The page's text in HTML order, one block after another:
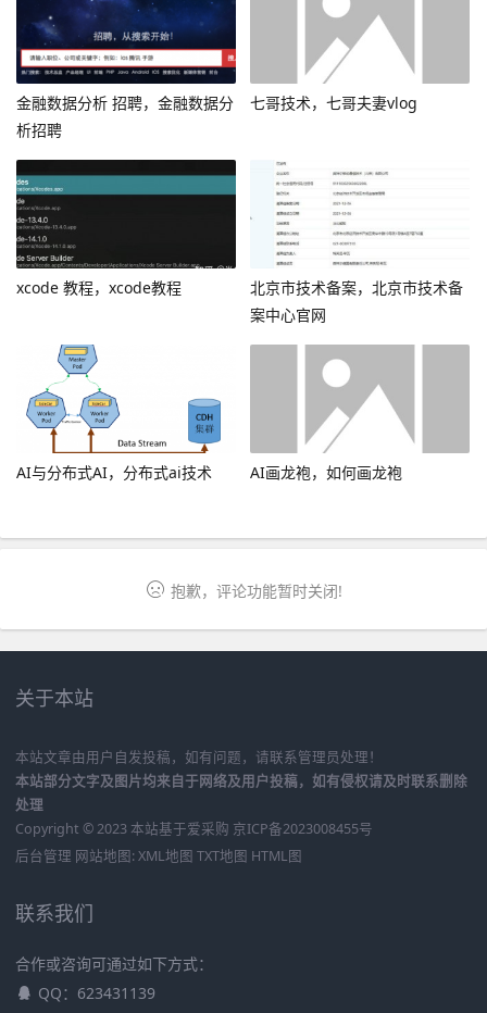
金融数据分析 招聘，金融数据分
析招聘
七哥技术，七哥夫妻vlog
xcode 教程，xcode教程
北京市技术备案，北京市技术备
案中心官网
AI与分布式AI，分布式ai技术 AI画龙袍，如何画龙袍
抱歉，评论功能暂时关闭!
关于本站
本站文章由用户自发投稿，如有问题，请联系管理员处理！
本站部分文字及图片均来自于网络及用户投稿，如有侵权请及时联系删除
处理
Copyright © 2023 本站基于爱采购 京ICP备2023008455号
后台管理 网站地图: XML地图 TXT地图 HTML图
联系我们
合作或咨询可通过如下方式：
QQ：623431139